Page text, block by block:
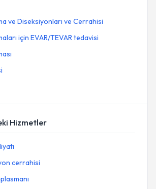
ve Diseksiyonları ve Cerrahisi
için EVAR/TEVAR tedavisi
Hizmetler
cerrahisi